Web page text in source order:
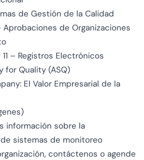
de Gestión de la Calidad
Aprobaciones de Organizaciones
11 – Registros Electrónicos
for Quality (ASQ)
El Valor Empresarial de la
información sobre la
sistemas de monitoreo
contáctenos o agende